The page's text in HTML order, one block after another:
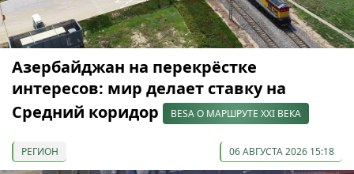
Азербайджан на перекрёстке
интересов: мир делает ставку на
Средний коридор
BESA О МАРШРУТЕ XXI ВЕКА
РЕГИОН 06 АВГУСТА 2026 15:18